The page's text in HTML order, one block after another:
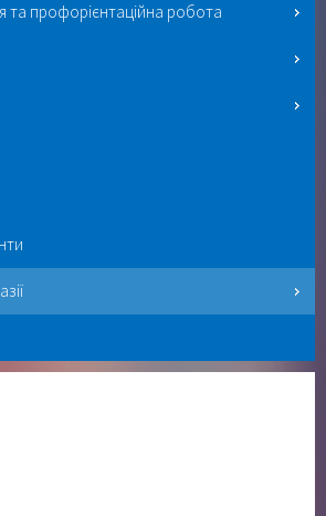
та профорієнтаційна робота